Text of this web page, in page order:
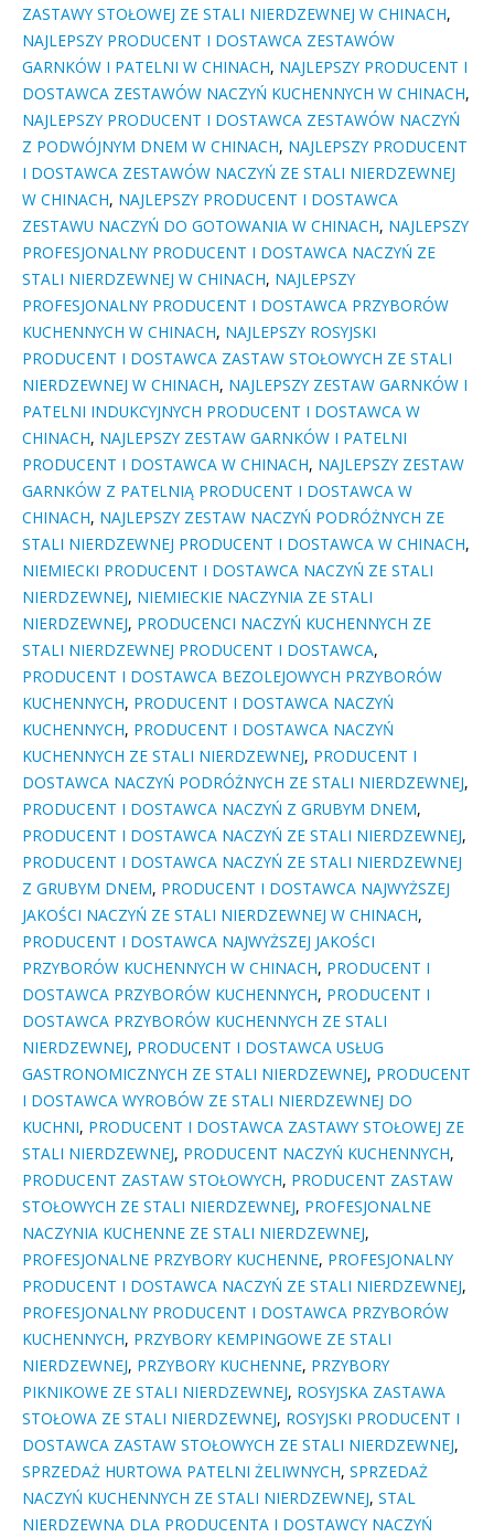
ZASTAWY STOŁOWEJ ZE STALI NIERDZEWNEJ W CHINACH,
NAJLEPSZY PRODUCENT I DOSTAWCA ZESTAWÓW
GARNKÓW I PATELNI W CHINACH, NAJLEPSZY PRODUCENT I
DOSTAWCA ZESTAWÓW NACZYŃ KUCHENNYCH W CHINACH,
NAJLEPSZY PRODUCENT I DOSTAWCA ZESTAWÓW NACZYŃ
Z PODWÓJNYM DNEM W CHINACH, NAJLEPSZY PRODUCENT
I DOSTAWCA ZESTAWÓW NACZYŃ ZE STALI NIERDZEWNEJ
W CHINACH, NAJLEPSZY PRODUCENT I DOSTAWCA
ZESTAWU NACZYŃ DO GOTOWANIA W CHINACH, NAJLEPSZY
PROFESJONALNY PRODUCENT I DOSTAWCA NACZYŃ ZE
STALI NIERDZEWNEJ W CHINACH, NAJLEPSZY
PROFESJONALNY PRODUCENT I DOSTAWCA PRZYBORÓW
KUCHENNYCH W CHINACH, NAJLEPSZY ROSYJSKI
PRODUCENT I DOSTAWCA ZASTAW STOŁOWYCH ZE STALI
NIERDZEWNEJ W CHINACH, NAJLEPSZY ZESTAW GARNKÓW I
PATELNI INDUKCYJNYCH PRODUCENT I DOSTAWCA W
CHINACH, NAJLEPSZY ZESTAW GARNKÓW I PATELNI
PRODUCENT I DOSTAWCA W CHINACH, NAJLEPSZY ZESTAW
GARNKÓW Z PATELNIĄ PRODUCENT I DOSTAWCA W
CHINACH, NAJLEPSZY ZESTAW NACZYŃ PODRÓŻNYCH ZE
STALI NIERDZEWNEJ PRODUCENT I DOSTAWCA W CHINACH,
NIEMIECKI PRODUCENT I DOSTAWCA NACZYŃ ZE STALI
NIERDZEWNEJ, NIEMIECKIE NACZYNIA ZE STALI
NIERDZEWNEJ, PRODUCENCI NACZYŃ KUCHENNYCH ZE
STALI NIERDZEWNEJ PRODUCENT I DOSTAWCA,
PRODUCENT I DOSTAWCA BEZOLEJOWYCH PRZYBORÓW
KUCHENNYCH, PRODUCENT I DOSTAWCA NACZYŃ
KUCHENNYCH, PRODUCENT I DOSTAWCA NACZYŃ
KUCHENNYCH ZE STALI NIERDZEWNEJ, PRODUCENT I
DOSTAWCA NACZYŃ PODRÓŻNYCH ZE STALI NIERDZEWNEJ,
PRODUCENT I DOSTAWCA NACZYŃ Z GRUBYM DNEM,
PRODUCENT I DOSTAWCA NACZYŃ ZE STALI NIERDZEWNEJ,
PRODUCENT I DOSTAWCA NACZYŃ ZE STALI NIERDZEWNEJ
Z GRUBYM DNEM, PRODUCENT I DOSTAWCA NAJWYŻSZEJ
JAKOŚCI NACZYŃ ZE STALI NIERDZEWNEJ W CHINACH,
PRODUCENT I DOSTAWCA NAJWYŻSZEJ JAKOŚCI
PRZYBORÓW KUCHENNYCH W CHINACH, PRODUCENT I
DOSTAWCA PRZYBORÓW KUCHENNYCH, PRODUCENT I
DOSTAWCA PRZYBORÓW KUCHENNYCH ZE STALI
NIERDZEWNEJ, PRODUCENT I DOSTAWCA USŁUG
GASTRONOMICZNYCH ZE STALI NIERDZEWNEJ, PRODUCENT
I DOSTAWCA WYROBÓW ZE STALI NIERDZEWNEJ DO
KUCHNI, PRODUCENT I DOSTAWCA ZASTAWY STOŁOWEJ ZE
STALI NIERDZEWNEJ, PRODUCENT NACZYŃ KUCHENNYCH,
PRODUCENT ZASTAW STOŁOWYCH, PRODUCENT ZASTAW
STOŁOWYCH ZE STALI NIERDZEWNEJ, PROFESJONALNE
NACZYNIA KUCHENNE ZE STALI NIERDZEWNEJ,
PROFESJONALNE PRZYBORY KUCHENNE, PROFESJONALNY
PRODUCENT I DOSTAWCA NACZYŃ ZE STALI NIERDZEWNEJ,
PROFESJONALNY PRODUCENT I DOSTAWCA PRZYBORÓW
KUCHENNYCH, PRZYBORY KEMPINGOWE ZE STALI
NIERDZEWNEJ, PRZYBORY KUCHENNE, PRZYBORY
PIKNIKOWE ZE STALI NIERDZEWNEJ, ROSYJSKA ZASTAWA
STOŁOWA ZE STALI NIERDZEWNEJ, ROSYJSKI PRODUCENT I
DOSTAWCA ZASTAW STOŁOWYCH ZE STALI NIERDZEWNEJ,
SPRZEDAŻ HURTOWA PATELNI ŻELIWNYCH, SPRZEDAŻ
NACZYŃ KUCHENNYCH ZE STALI NIERDZEWNEJ, STAL
NIERDZEWNA DLA PRODUCENTA I DOSTAWCY NACZYŃ